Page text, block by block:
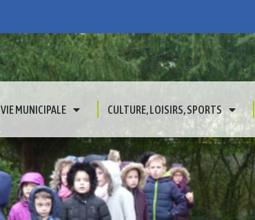
VIE MUNICIPALE CULTURE, LOISIRS, SPORTS